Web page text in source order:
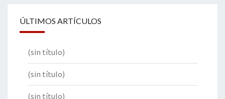
ÚLTIMOS ARTÍCULOS
(sin título)
(sin título)
(sin título)